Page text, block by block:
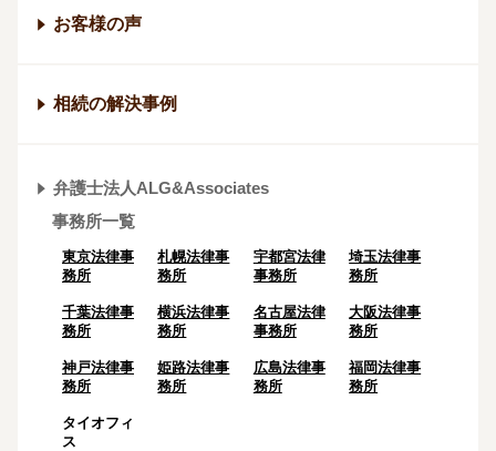
お客様の声
相続の解決事例
弁護士法人ALG&Associates
事務所一覧
東京法律事
務所
札幌法律事
務所
宇都宮法律
事務所
埼玉法律事
務所
千葉法律事
務所
横浜法律事
務所
名古屋法律
事務所
大阪法律事
務所
神戸法律事
務所
姫路法律事
務所
広島法律事
務所
福岡法律事
務所
タイオフィ
ス